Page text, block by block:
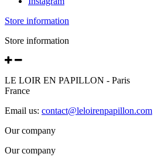
Store information
Store information
LE LOIR EN PAPILLON - Paris
France
Email us: contact@leloirenpapillon.com
Our company
Our company